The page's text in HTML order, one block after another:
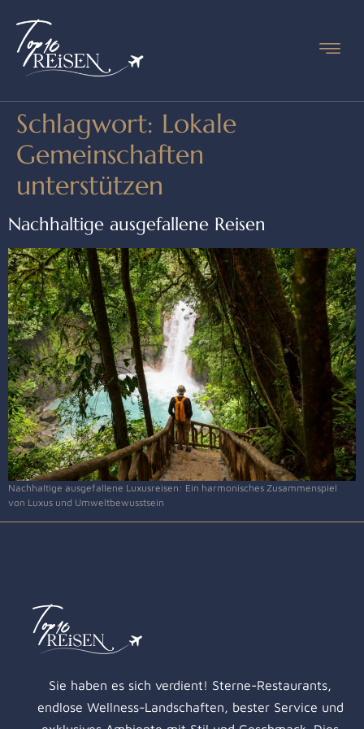
Schlagwort: Lokale
Gemeinschaften
unterstützen
Nachhaltige ausgefallene Reisen
Nachhaltige ausgefallene Luxusreisen: Ein harmonisches Zusammenspiel
von Luxus und Umweltbewusstsein
Sie haben es sich verdient! Sterne-Restaurants,
endlose Wellness-Landschaften, bester Service und